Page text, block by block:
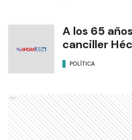
A los 65
canciller
POLÍTICA
Ads